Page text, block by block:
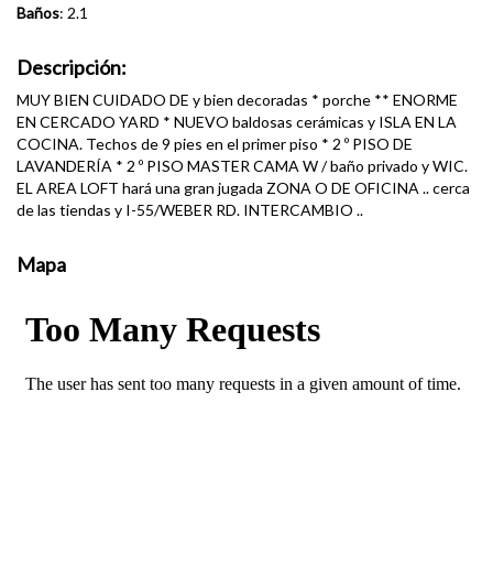
Baños: 2.1
Descripción:
MUY BIEN CUIDADO DE y bien decoradas * porche ** ENORME
EN CERCADO YARD * NUEVO baldosas cerámicas y ISLA EN LA
COCINA. Techos de 9 pies en el primer piso * 2 º PISO DE
LAVANDERÍA * 2 º PISO MASTER CAMA W / baño privado y WIC.
EL AREA LOFT hará una gran jugada ZONA O DE OFICINA .. cerca
de las tiendas y I-55/WEBER RD. INTERCAMBIO ..
Mapa